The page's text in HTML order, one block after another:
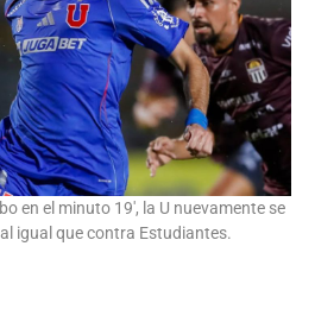
en el minuto 19′, la U nuevamente se
igual que contra Estudiantes.